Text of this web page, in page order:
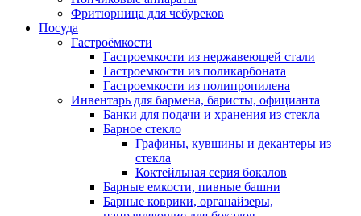
Фритюрница для чебуреков
Посуда
Гастроёмкости
Гастроемкости из нержавеющей стали
Гастроемкости из поликарбоната
Гастроемкости из полипропилена
Инвентарь для бармена, баристы, официанта
Банки для подачи и хранения из стекла
Барное стекло
Графины, кувшины и декантеры из
стекла
Коктейльная серия бокалов
Барные емкости, пивные башни
Барные коврики, органайзеры,